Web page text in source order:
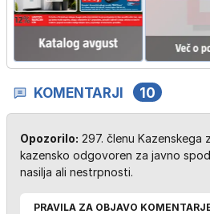
KOMENTARJI 10
Opozorilo: 297. členu Kazenskega
kazensko odgovoren za javno
nasilja ali nestrpnosti.
PRAVILA ZA OBJAVO